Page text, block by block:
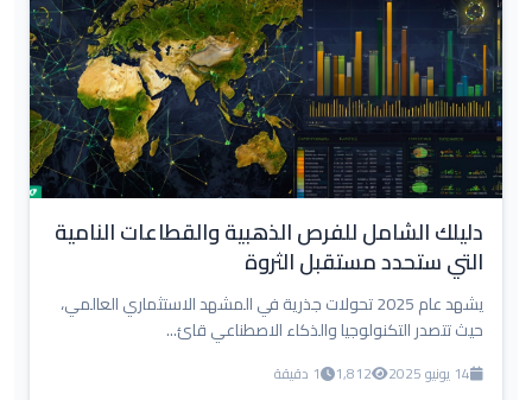
دليلك الشامل للفرص الذهبية والقطاعات النامية
التي ستحدد مستقبل الثروة
يشهد عام 2025 تحولات جذرية في المشهد الاستثماري العالمي،
حيث تتصدر التكنولوجيا والذكاء الاصطناعي قائ...
14 يونيو 2025 1,812 1 دقيقة